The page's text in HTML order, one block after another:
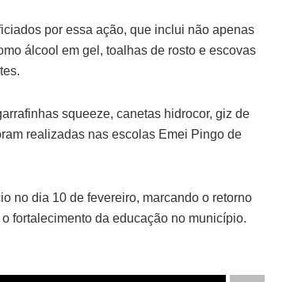
por essa ação, que inclui não apenas
álcool em gel, toalhas de rosto e escovas
squeeze, canetas hidrocor, giz de
realizadas nas escolas Emei Pingo de
no dia 10 de fevereiro, marcando o retorno
fortalecimento da educação no município.